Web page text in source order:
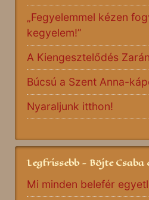
„Fegyelemmel kézen
kegyelem!”
A Kiengesztelődés
Búcsú a Szent Anna-
Nyaraljunk itthon!
Legfrissebb - Böjte Csaba
Mi minden belefér